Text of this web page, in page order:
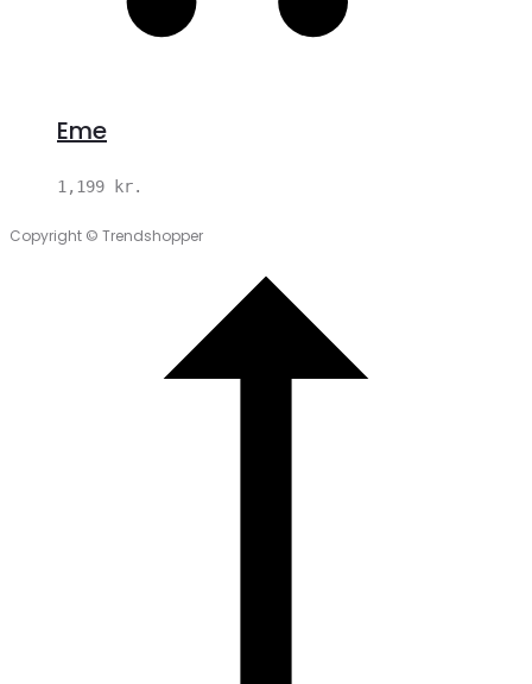
Eme
1,199 kr.
Copyright © Trendshopper